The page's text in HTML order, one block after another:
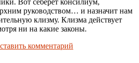
Вот себерёт консилиум,
руководством… и назначит нам
клизму. Клизма действует
ни на какие законы.
комментарий